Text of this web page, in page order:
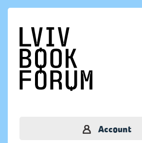
Account